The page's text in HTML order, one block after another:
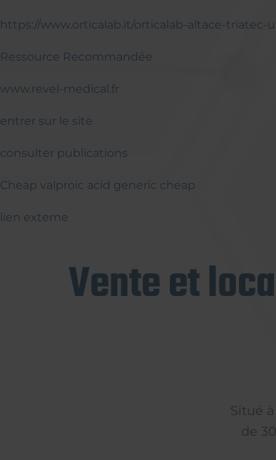
https://www.orticalab.it/orticalab-altace-
Ressource Recommandée
www.revel-medical.fr
entrer sur le site
consulter publications
Cheap valproic acid generic cheap
lien externe
Vente et
Situé
de